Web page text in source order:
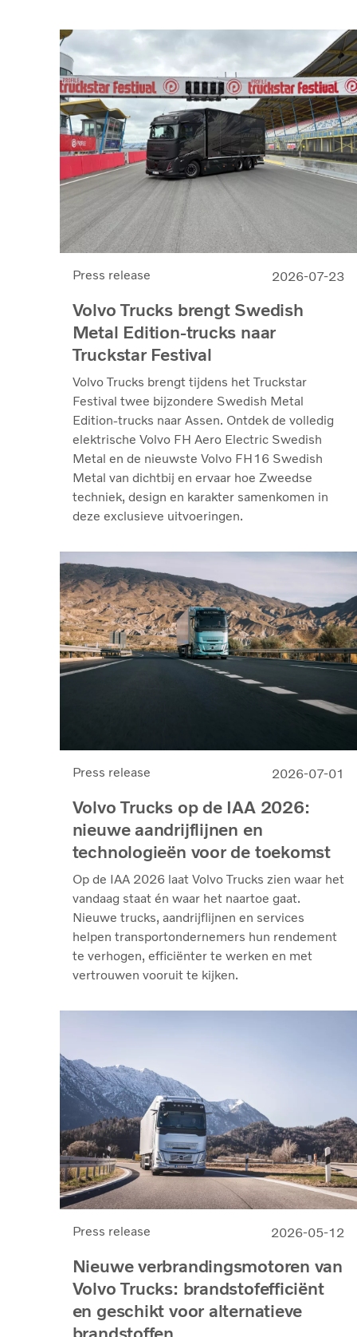
Press release 2026-07-23
Volvo Trucks brengt Swedish
Metal Edition-trucks naar
Truckstar Festival
Volvo Trucks brengt tijdens het Truckstar
Festival twee bijzondere Swedish Metal
Edition-trucks naar Assen. Ontdek de volledig
elektrische Volvo FH Aero Electric Swedish
Metal en de nieuwste Volvo FH16 Swedish
Metal van dichtbij en ervaar hoe Zweedse
techniek, design en karakter samenkomen in
deze exclusieve uitvoeringen.
Press release 2026-07-01
Volvo Trucks op de IAA 2026:
nieuwe aandrijflijnen en
technologieën voor de toekomst
Op de IAA 2026 laat Volvo Trucks zien waar het
vandaag staat én waar het naartoe gaat.
Nieuwe trucks, aandrijflijnen en services
helpen transportondernemers hun rendement
te verhogen, efficiënter te werken en met
vertrouwen vooruit te kijken.
Press release 2026-05-12
Nieuwe verbrandingsmotoren van
Volvo Trucks: brandstofefficiënt
en geschikt voor alternatieve